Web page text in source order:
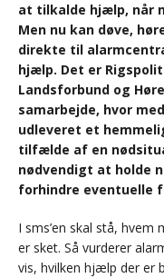
at tilkalde hjælp, når
Men nu kan døve,
direkte til
hjælp. Det er
Landsforbund og
samarbejde, hvor
udleveret et
tilfælde af en
nødvendigt at holde
forhindre eventuelle
I sms’en skal stå,
er sket. Så vurderer
vis, hvilken hjælp der er